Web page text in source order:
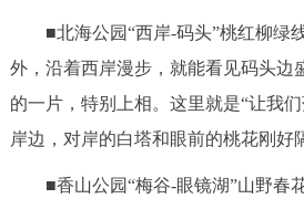
■北海公园“西岸-码头”桃红柳绿
外，沿着西岸漫步，就能看见码头边
的一片，特别上相。这里就是“让我
岸边，对岸的白塔和眼前的桃花刚好
■香山公园“梅谷-眼镜湖”山野春